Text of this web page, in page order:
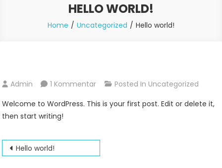
HELLO WORLD!
Home Uncategorized Hello world!
Admin 1 KommentarZu
World!
Posted In Uncategorized
Welcome to WordPress. This is your first post. Edit or delete it,
then start writing!
Beitrags-
Hello world!